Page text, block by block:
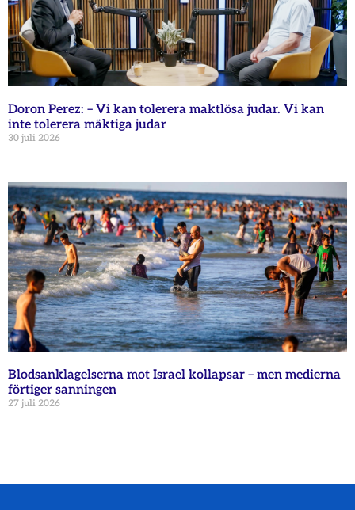
Doron Perez: – Vi kan tolerera maktlösa judar. Vi kan
inte tolerera mäktiga judar
30 juli 2026
Blodsanklagelserna mot Israel kollapsar – men medierna
förtiger sanningen
27 juli 2026